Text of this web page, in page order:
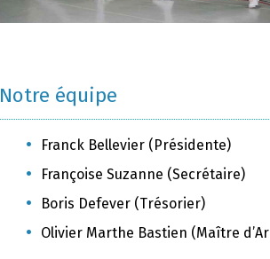
Notre équipe
Franck Bellevier (Présidente)
Françoise Suzanne (Secrétaire)
Boris Defever (Trésorier)
Olivier Marthe Bastien (Maître